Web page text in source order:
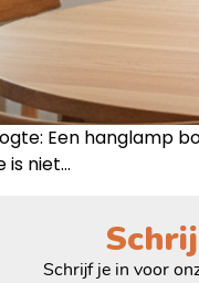
Een hanglamp
is niet…
Schrijf je in voor